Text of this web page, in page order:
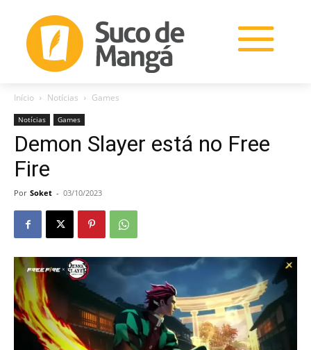
Início Notícias Games
Notícias Games
Demon Slayer está no Free
Fire
Por Soket - 03/10/2023